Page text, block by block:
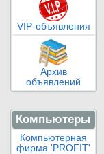
VIP-объявления
Архив
объявлений
Компьютеры
Компьютерная
фирма 'PROFIT'